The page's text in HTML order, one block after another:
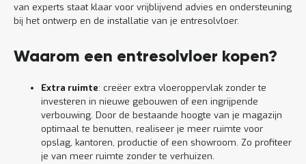
van experts staat klaar voor vrijblijvend advies en ondersteuning
bij het ontwerp en de installatie van je entresolvloer.
Waarom een entresolvloer kopen?
Extra ruimte: creëer extra vloeroppervlak zonder te
investeren in nieuwe gebouwen of een ingrijpende
verbouwing. Door de bestaande hoogte van je magazijn
optimaal te benutten, realiseer je meer ruimte voor
opslag, kantoren, productie of een showroom. Zo profiteer
je van meer ruimte zonder te verhuizen.